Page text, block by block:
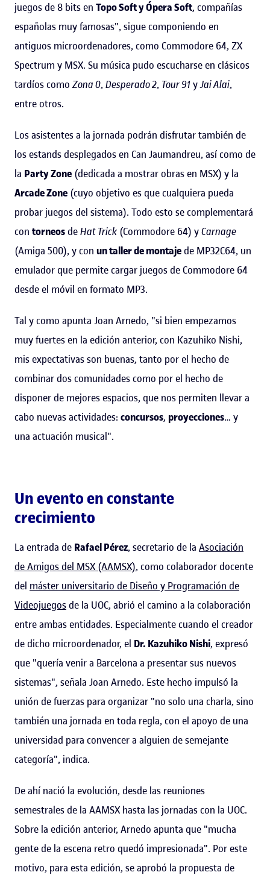
juegos de 8 bits en Topo Soft y Ópera Soft, compañías
españolas muy famosas", sigue componiendo en
antiguos microordenadores, como Commodore 64, ZX
Spectrum y MSX. Su música pudo escucharse en clásicos
tardíos comoZona 0, Desperado 2, Tour 91yJai Alai,
entre otros.
Los asistentes a la jornada podrán disfrutar también de
los estands desplegados en Can Jaumandreu, así como de
la Party Zone (dedicada a mostrar obras en MSX) y la
Arcade Zone (cuyo objetivo es que cualquiera pueda
probar juegos del sistema). Todo esto se complementará
con torneos deHat Trick (Commodore 64) yCarnage
(Amiga 500), y con un taller de montaje de MP32C64, un
emulador que permite cargar juegos de Commodore 64
desde el móvil en formato MP3.
Tal y como apunta Joan Arnedo, "si bien empezamos
muy fuertes en la edición anterior, con Kazuhiko Nishi,
mis expectativas son buenas, tanto por el hecho de
combinar dos comunidades como por el hecho de
disponer de mejores espacios, que nos permiten llevar a
cabo nuevas actividades: concursos, proyecciones… y
una actuación musical".
Un evento en constante
crecimiento
La entrada de Rafael Pérez, secretario de la Asociación
de Amigos del MSX (AAMSX), como colaborador docente
del máster universitario de Diseño y Programación de
Videojuegos de la UOC, abrió el camino a la colaboración
entre ambas entidades. Especialmente cuando el creador
de dicho microordenador, el Dr. Kazuhiko Nishi, expresó
que "quería venir a Barcelona a presentar sus nuevos
sistemas", señala Joan Arnedo. Este hecho impulsó la
unión de fuerzas para organizar "no solo una charla, sino
también una jornada en toda regla, con el apoyo de una
universidad para convencer a alguien de semejante
categoría", indica.
De ahí nació la evolución, desde las reuniones
semestrales de la AAMSX hasta las jornadas con la UOC.
Sobre la edición anterior, Arnedo apunta que "mucha
gente de la escena retro quedó impresionada". Por este
motivo, para esta edición, se aprobó la propuesta de